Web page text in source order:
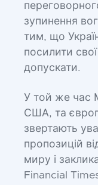
зупинення
тим, що
посилити
допускати.
У той же час
США, та
звертають
пропозицій
миру і
Financial